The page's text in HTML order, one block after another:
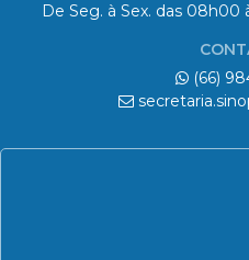
De Seg. à Sex. das 08h00
(66)